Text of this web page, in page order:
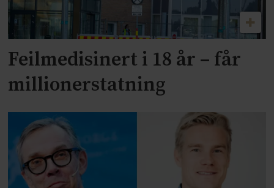
Feilmedisinert i 18 år – får
millionerstatning